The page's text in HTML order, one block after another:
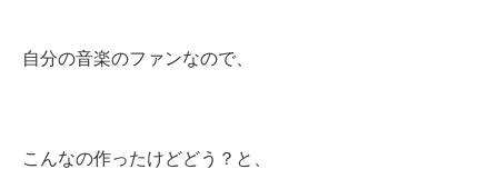
自分の音楽のファンなので、
こんなの作ったけどどう？と、